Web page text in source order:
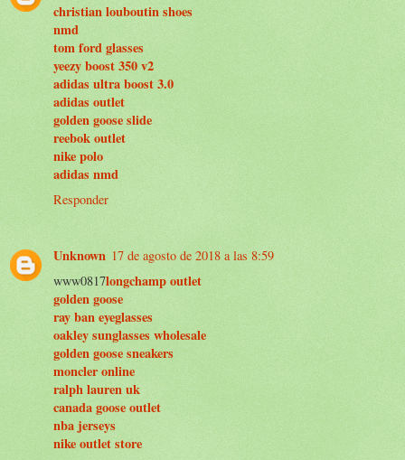
christian louboutin shoes
nmd
tom ford glasses
yeezy boost 350 v2
adidas ultra boost 3.0
adidas outlet
golden goose slide
reebok outlet
nike polo
adidas nmd
Responder
Unknown 17 de agosto de 2018 a las 8:59
www0817longchamp outlet
golden goose
ray ban eyeglasses
oakley sunglasses wholesale
golden goose sneakers
moncler online
ralph lauren uk
canada goose outlet
nba jerseys
nike outlet store